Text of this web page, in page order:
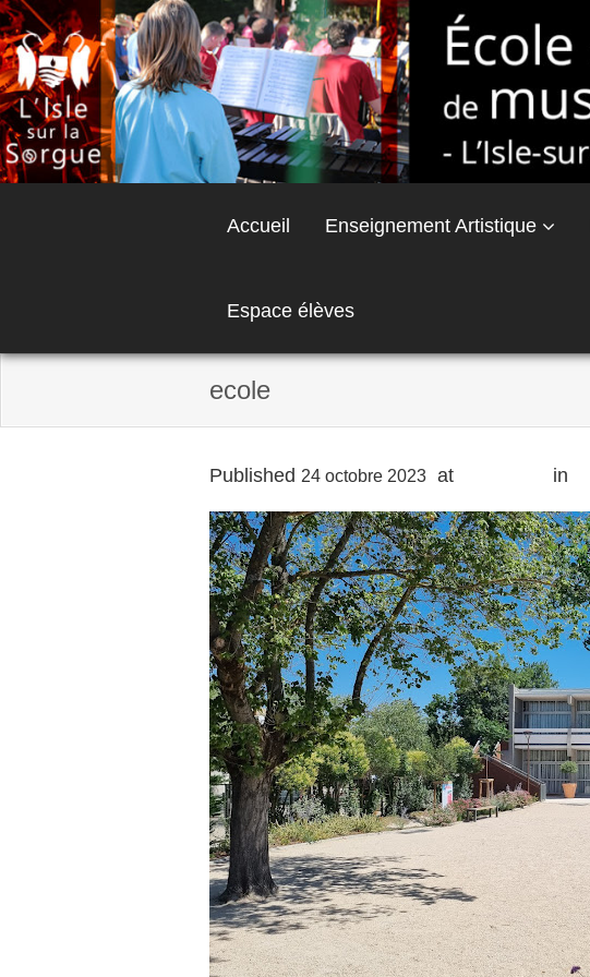
Skip
to
content
Accueil Enseignement Artistique
Espace élèves
ecole
Published 24 octobre 2023 at in